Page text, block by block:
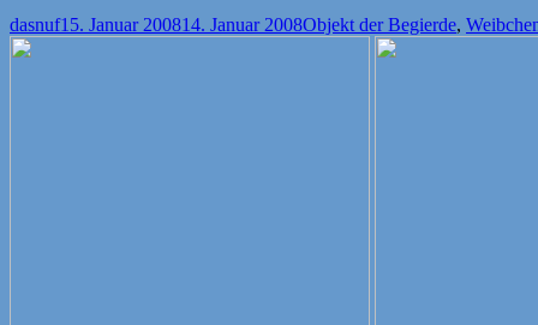
Autor
dasnufVeröffentlicht
15. Januar 200814. Januar 2008Kategorien
Objekt der Begierde,